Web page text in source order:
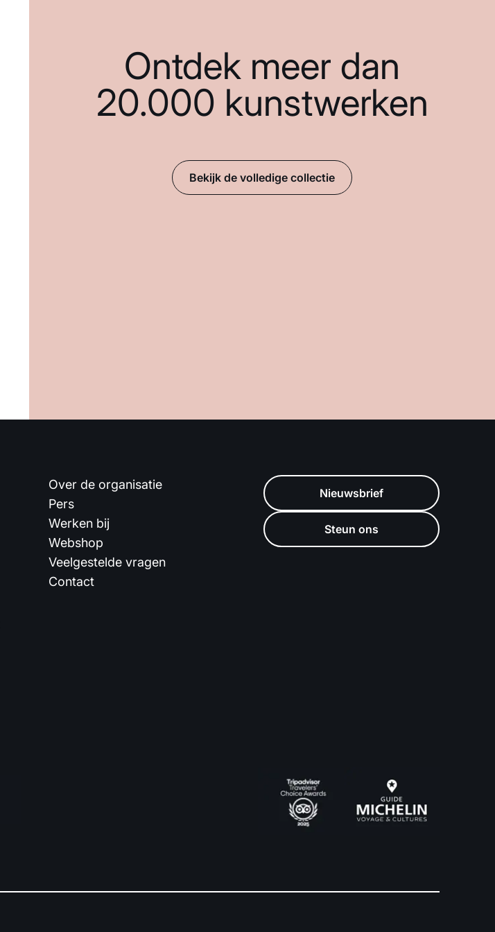
Ontdek meer dan
20.000 kunstwerken
Bekijk de volledige collectie
Over de organisatie
Pers
Werken bij
Webshop
Veelgestelde vragen
Contact
Nieuwsbrief
Steun ons